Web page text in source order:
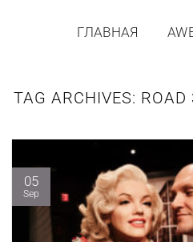
ГЛАВНАЯ
TAG ARCHIVES: ROAD
05
Sep